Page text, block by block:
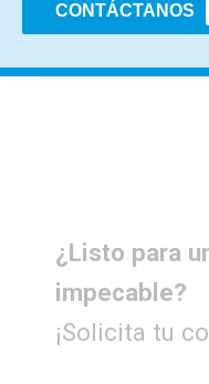
CONTÁCTANOS
¿Listo para
impecable?
¡Solicita tu